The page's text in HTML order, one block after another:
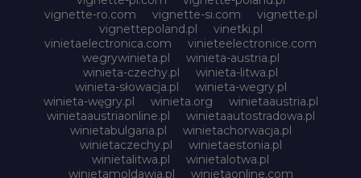
vignette-ro.com
vignette-si.com
vignette.pl
vignettepoland.pl
vinetki.pl
vinietaelectronica.com
vinieteelectronice.com
wegrywinieta.pl
winieta-austria.pl
winieta-czechy.pl
winieta-litwa.pl
winieta-słowacja.pl
winieta-wegry.pl
winieta-węgry.pl
winieta.org
winietaaustria.pl
winietaaustriaonline.pl
winietaautostradowa.pl
winietabulgaria.pl
winietachorwacja.pl
winietaczechy.pl
winietaestonia.pl
winietalitwa.pl
winietalotwa.pl
winietamoldawia.pl
winietaonline.com